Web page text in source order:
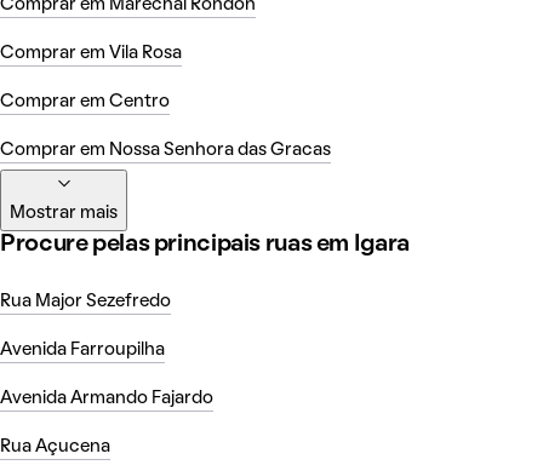
Comprar em Marechal Rondon
Comprar em Vila Rosa
Comprar em Centro
Comprar em Nossa Senhora das Gracas
Mostrar mais
Procure pelas principais ruas em Igara
Rua Major Sezefredo
Avenida Farroupilha
Avenida Armando Fajardo
Rua Açucena